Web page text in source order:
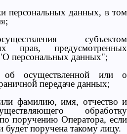
персональных данных, в том
субъектом
прав, предусмотренных
персональных данных";
об осуществленной или о
передаче данных;
фамилию, имя, отчество и
обработку
поручению Оператора, если
будет поручена такому лицу.